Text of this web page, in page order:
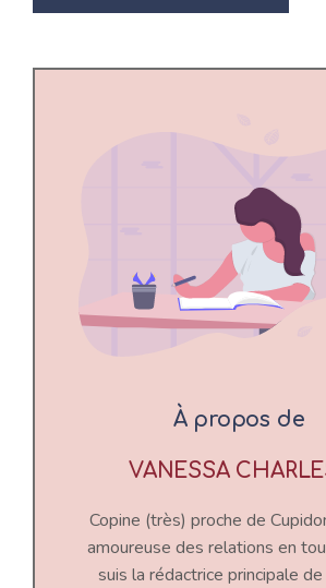
À propos de
VANESSA
Copine (très) proche de
amoureuse des relations en
suis la rédactrice principale